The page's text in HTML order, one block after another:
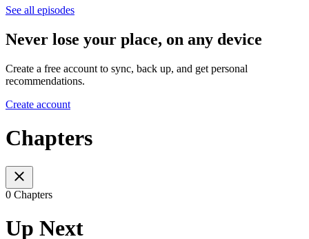
See all episodes
Never lose your place, on any device
Create a free account to sync, back up, and get personal
recommendations.
Create account
Chapters
0 Chapters
Up Next